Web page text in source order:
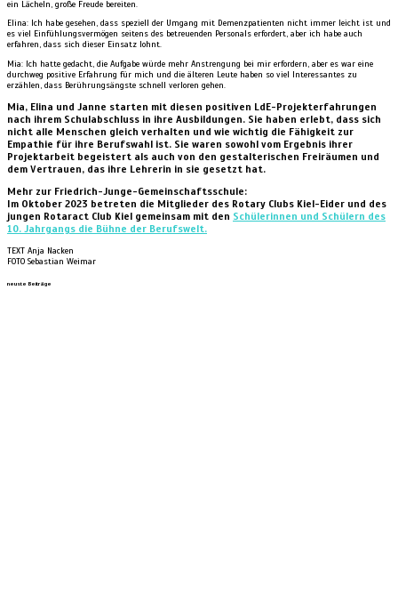
ein Lächeln, große Freude bereiten.
Elina: Ich habe gesehen, dass speziell der Umgang mit Demenzpatienten nicht immer leicht ist und
es viel Einfühlungsvermögen seitens des betreuenden Personals erfordert, aber ich habe auch
erfahren, dass sich dieser Einsatz lohnt.
Mia: Ich hatte gedacht, die Aufgabe würde mehr Anstrengung bei mir erfordern, aber es war eine
durchweg positive Erfahrung für mich und die älteren Leute haben so viel Interessantes zu
erzählen, dass Berührungsängste schnell verloren gehen.
Mia, Elina und Janne starten mit diesen positiven LdE-Projekterfahrungen
nach ihrem Schulabschluss in ihre Ausbildungen. Sie haben erlebt, dass sich
nicht alle Menschen gleich verhalten und wie wichtig die Fähigkeit zur
Empathie für ihre Berufswahl ist. Sie waren sowohl vom Ergebnis ihrer
Projektarbeit begeistert als auch von den gestalterischen Freiräumen und
dem Vertrauen, das ihre Lehrerin in sie gesetzt hat.
Mehr zur Friedrich-Junge-Gemeinschaftsschule:
Im Oktober 2023 betreten die Mitglieder des Rotary Clubs Kiel-Eider und des
jungen Rotaract Club Kiel gemeinsam mit den Schülerinnen und Schülern des
10. Jahrgangs die Bühne der Berufswelt.
TEXT Anja Nacken
FOTO Sebastian Weimar
neuste Beiträge